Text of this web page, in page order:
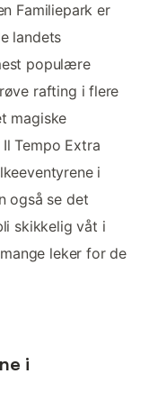
Familiepark er
landets
populære
rafting i flere
magiske
Tempo Extra
i
også se det
skikkelig våt i
leker for de
i